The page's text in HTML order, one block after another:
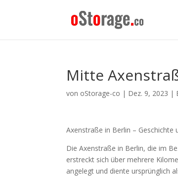
Mitte
von oStorage-co | Dez. 9, 2023 |
Axenstraße in Berlin – Geschichte
Die Axenstraße in Berlin, die im
erstreckt sich über mehrere
angelegt und diente ursprünglich